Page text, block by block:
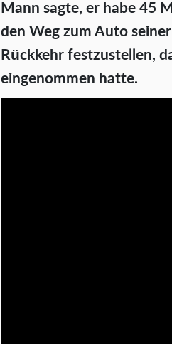
Mann sagte, er habe 45
den Weg zum Auto
Rückkehr festzustellen,
eingenommen hatte.